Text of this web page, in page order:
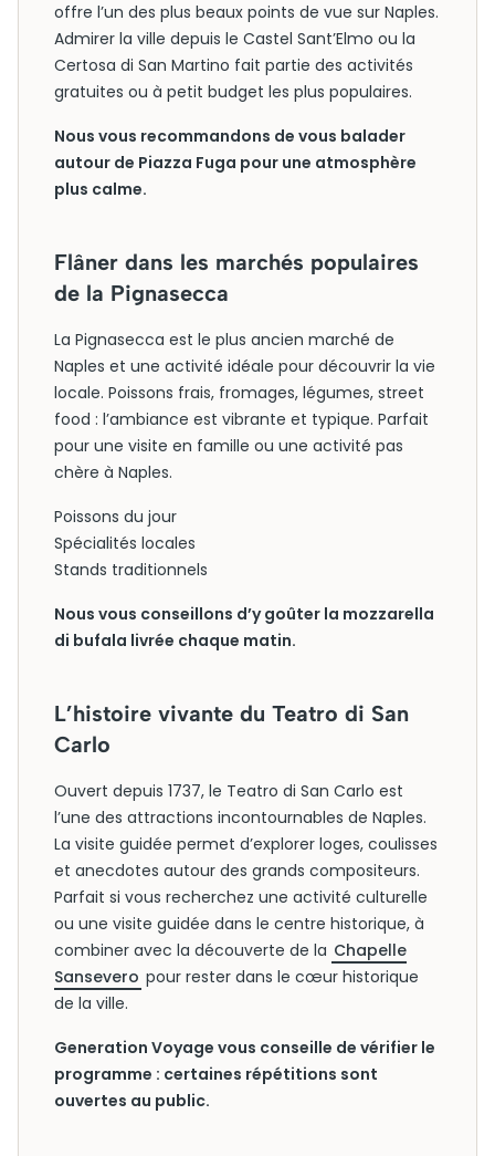
offre l’un des plus beaux points de vue sur Naples.
Admirer la ville depuis le Castel Sant’Elmo ou la
Certosa di San Martino fait partie des activités
gratuites ou à petit budget les plus populaires.
Nous vous recommandons de vous balader
autour de Piazza Fuga pour une atmosphère
plus calme.
Flâner dans les marchés populaires
de la Pignasecca
La Pignasecca est le plus ancien marché de
Naples et une activité idéale pour découvrir la vie
locale. Poissons frais, fromages, légumes, street
food : l’ambiance est vibrante et typique. Parfait
pour une visite en famille ou une activité pas
chère à Naples.
Poissons du jour
Spécialités locales
Stands traditionnels
Nous vous conseillons d’y goûter la mozzarella
di bufala livrée chaque matin.
L’histoire vivante du Teatro di San
Carlo
Ouvert depuis 1737, le Teatro di San Carlo est
l’une des attractions incontournables de Naples.
La visite guidée permet d’explorer loges, coulisses
et anecdotes autour des grands compositeurs.
Parfait si vous recherchez une activité culturelle
ou une visite guidée dans le centre historique, à
combiner avec la découverte de la Chapelle
Sansevero pour rester dans le cœur historique
de la ville.
Generation Voyage vous conseille de vérifier le
programme : certaines répétitions sont
ouvertes au public.